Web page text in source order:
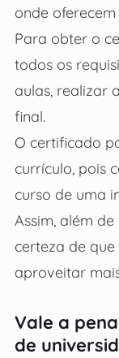
onde
Para obter o
todos os
aulas, realizar
final.
O certificado
currículo, pois
curso de uma
Assim, além
certeza de
aproveitar
Vale a
de